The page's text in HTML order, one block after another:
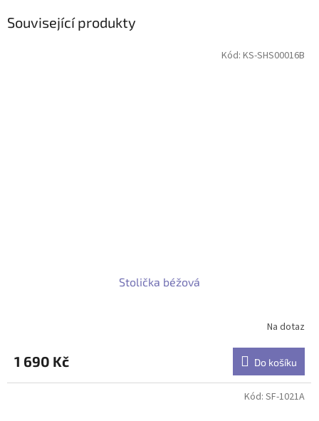
Související produkty
Stolička béžová
Na dotaz
1 690 Kč Do košíku
Kód: KS-SHS00016B
Kód: SF-1021A